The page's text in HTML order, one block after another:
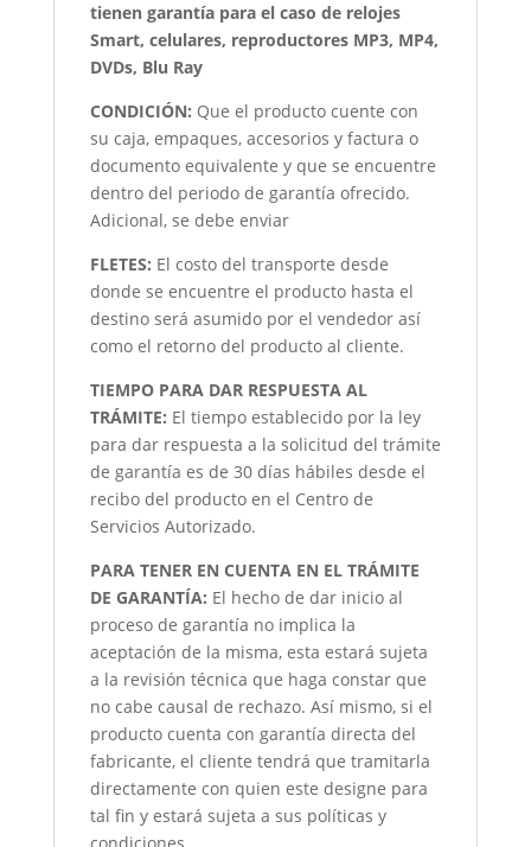
tienen garantía para el caso de relojes
Smart, celulares, reproductores MP3, MP4,
DVDs, Blu Ray
CONDICIÓN: Que el producto cuente con
su caja, empaques, accesorios y factura o
documento equivalente y que se encuentre
dentro del periodo de garantía ofrecido.
Adicional, se debe enviar
FLETES: El costo del transporte desde
donde se encuentre el producto hasta el
destino será asumido por el vendedor así
como el retorno del producto al cliente.
TIEMPO PARA DAR RESPUESTA AL
TRÁMITE: El tiempo establecido por la ley
para dar respuesta a la solicitud del trámite
de garantía es de 30 días hábiles desde el
recibo del producto en el Centro de
Servicios Autorizado.
PARA TENER EN CUENTA EN EL TRÁMITE
DE GARANTÍA: El hecho de dar inicio al
proceso de garantía no implica la
aceptación de la misma, esta estará sujeta
a la revisión técnica que haga constar que
no cabe causal de rechazo. Así mismo, si el
producto cuenta con garantía directa del
fabricante, el cliente tendrá que tramitarla
directamente con quien este designe para
tal fin y estará sujeta a sus políticas y